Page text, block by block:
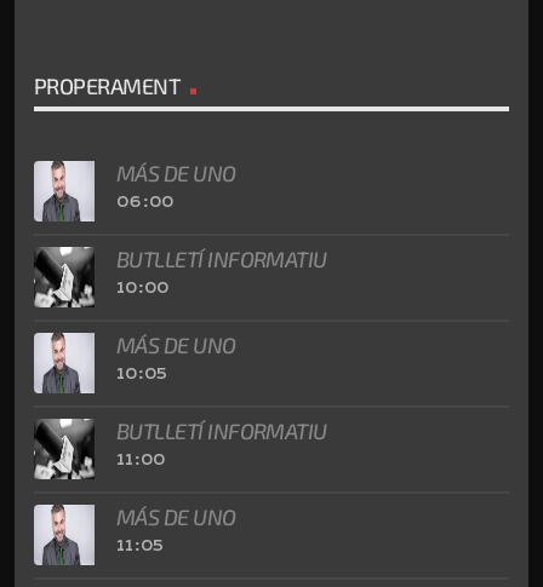
PROPERAMENT
MÁS DE UNO
06:00
BUTLLETÍ INFORMATIU
10:00
MÁS DE UNO
10:05
BUTLLETÍ INFORMATIU
11:00
MÁS DE UNO
11:05